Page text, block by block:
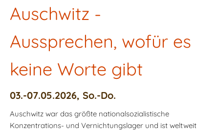
Auschwitz -
Aussprechen, wofür es
keine Worte gibt
03.-07.05.2026, So.-Do.
Auschwitz war das größte nationalsozialistische
Konzentrations- und Vernichtungslager und ist weltweit